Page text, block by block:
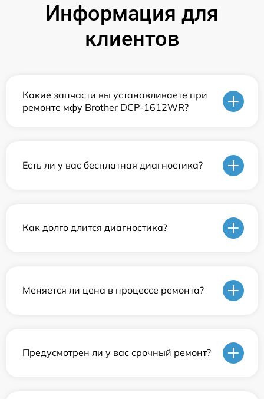
Информация для
клиентов
Какие запчасти вы устанавливаете при
ремонте мфу Brother DCP-1612WR?
Есть ли у вас бесплатная диагностика?
Как долго длится диагностика?
Меняется ли цена в процессе ремонта?
Предусмотрен ли у вас срочный ремонт?